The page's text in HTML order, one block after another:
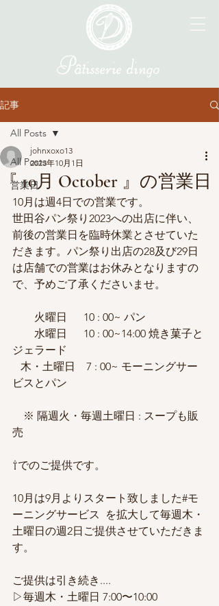
記事
All Posts
営業日
All Posts
『 10月 October 』の営業日
johnxoxo13
2023年10月1日
10月は週4日での営業です。
世田谷パン祭り2023への出店に伴い、
前後の営業日を臨時休業とさせていた
だきます。パン祭り出店の28及び29日
は店舗での営業はお休みとなりますの
で、予めご了承くださいませ。
        火曜日      10 : 00~ パン
ジェラード
ビスとパン
※ 隔週火・毎週土曜日 : スープも販
売
⇧でのご提供です。
10月は9月よりスタート致しました#モ
ーニングサービス  を拡大して毎週木・
土曜日の週2日ご提供させていただきま
す。
ご提供は引き続き....
▷毎週木・土曜日 7:00〜10:00